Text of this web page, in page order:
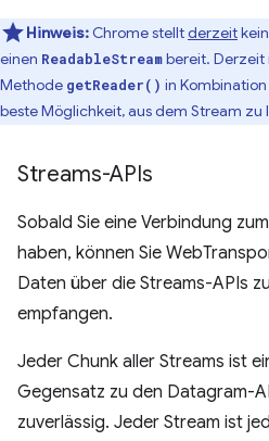
Hinweis: Chrome stelltderzeit
einen ReadableStreambereit. Derzeit
Methode getReader() in
beste Möglichkeit, aus dem Stream zu
Streams-APIs
Sobald Sie eine Verbindung
haben, können Sie
Daten über die Streams-APIs
empfangen.
Jeder Chunk aller Streams ist
Gegensatz zu den Datagram-
zuverlässig. Jeder Stream ist